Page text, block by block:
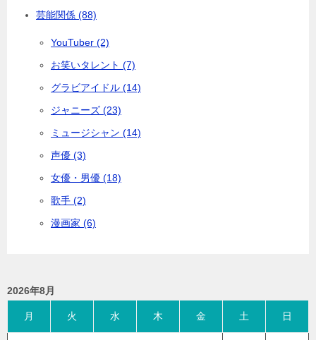
芸能関係 (88)
YouTuber (2)
お笑いタレント (7)
グラビアイドル (14)
ジャニーズ (23)
ミュージシャン (14)
声優 (3)
女優・男優 (18)
歌手 (2)
漫画家 (6)
2026年8月
月 火 水 木 金 土 日